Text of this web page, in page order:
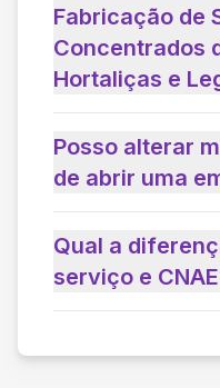
Fabricação de
Concentrados
Hortaliças e
Posso alterar
de abrir uma
Qual a
serviço e